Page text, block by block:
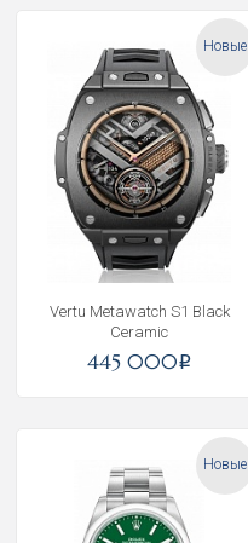
Новые
Vertu Metawatch S1 Black
Ceramic
445 000i
Новые